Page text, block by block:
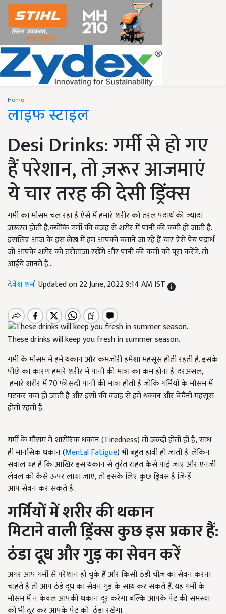
Home
लाइफ स्टाइल
Desi Drinks: गर्मी से हो गए
हैं परेशान, तो ज़रूर आजमाएं
ये चार तरह की देसी ड्रिंक्स
गर्मी का मौसम चल रहा है ऐसे में हमारे शरीर को तरल पदार्थ की ज़्यादा
ज़रूरत होती है,क्योंकि गर्मी की वजह से शरीर में पानी की कमी हो जाती है.
इसलिए आज के इस लेख में हम आपको बताने जा रहे हैं चार ऐसे पेय पदार्थ
जो आपके शरीर को तरोताज़ा रखेंगे और पानी की कमी को पूरा करेंगे. तो
आईये जानते हैं...
देवेश शर्माUpdated on 22 June, 2022 9:14 AM IST
These drinks will keep you fresh in summer season.
गर्मी के मौसम में हमें थकान और कमज़ोरी हमेशा महसूस होती रहती है. इसके
पीछे का कारण हमारे शरीर में पानी की मात्रा का कम होना है. दरअसल,
हमारे शरीर में 70 फीसदी पानी की मात्रा होती है जोकि गर्मियों के मौसम में
घटकर कम हो जाती है और इसी की वजह से हमें थकान और बेचैनी महसूस
होती रहती है.
गर्मी के मौसम में शारीरिक थकान (Tiredness)तो जल्दी होती ही है,साथ
ही मानसिक थकान (Mental Fatigue)भी बहुत हावी हो जाती है. लेकिन
सवाल यह है कि आखिर इस थकान से तुरंत राहत कैसे पाई जाए और एनर्जी
लेवल को कैसे ऊपर लाया जाए, तो इसके लिए कुछ ड्रिंक्स हैं जिन्हें
आपसेवन करसकते हैं.
गर्मियों में शरीर की थकान
मिटानेवालीड्रिंक्स कुछ इस प्रकार हैं:
ठंडा दूध और गुड़ का सेवन करें
अगर आप गर्मी से परेशान हो चुके हैं और किसी ठंडी चीज़ का सेवन करना
चाहते हैं तो आप ठंडे दूध का सेवन गुड़ के साथ कर सकते हैं. यह गर्मी के
मौसम में न केवल आपकी थकान दूर करेगा बल्कि आपके पेट की समस्या
को भी दूर कर आपके पेट को ठंडा रखेगा.